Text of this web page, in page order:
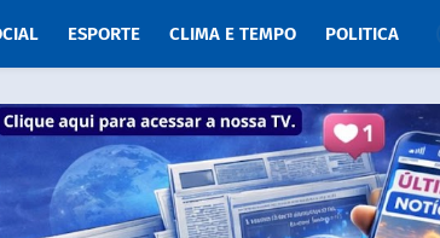
ESPORTE CLIMA E TEMPO POLITICA